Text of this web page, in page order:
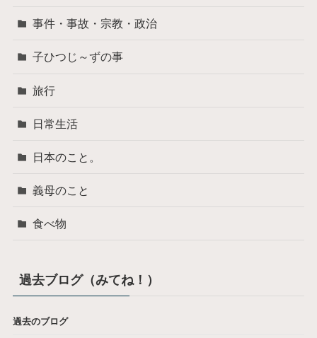
事件・事故・宗教・政治
子ひつじ～ずの事
旅行
日常生活
日本のこと。
義母のこと
食べ物
過去ブログ（みてね！）
過去のブログ